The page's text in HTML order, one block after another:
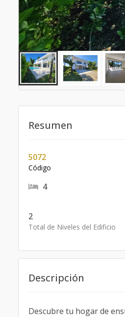
Resumen
5072
Código
4
2
Total de Niveles del Edificio
Descripción
Descubre tu hogar de